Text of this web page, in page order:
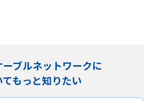
ブルネットワークに
てもっと知りたい